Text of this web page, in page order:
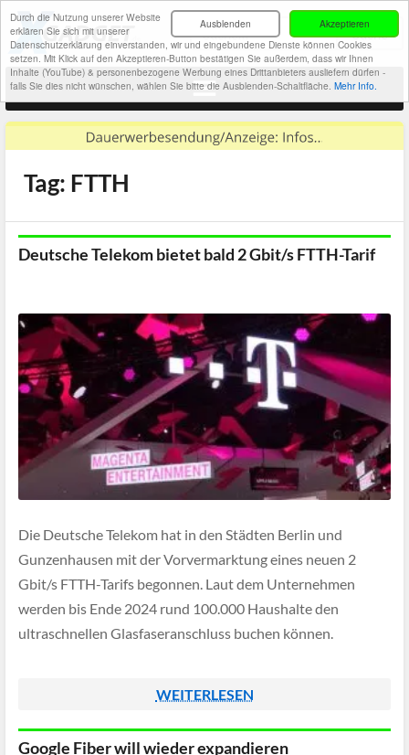
Akzeptieren
Ausblenden
Durch die Nutzung unserer Website
erklären Sie sich mit unserer
Datenschutzerklärung einverstanden, wir und eingebundene Dienste können Cookies
setzen. Mit Klick auf den Akzeptieren-Button bestätigen Sie außerdem, dass wir Ihnen
Inhalte (YouTube) & personenbezogene Werbung eines Drittanbieters ausliefern dürfen -
falls Sie dies nicht wünschen, wählen Sie bitte die Ausblenden-Schaltfläche. Mehr Info.
Tag: FTTH
Deutsche Telekom bietet bald 2 Gbit/s FTTH-Tarif
Die Deutsche Telekom hat in den Städten Berlin und
Gunzenhausen mit der Vorvermarktung eines neuen 2
Gbit/s FTTH-Tarifs begonnen. Laut dem Unternehmen
werden bis Ende 2024 rund 100.000 Haushalte den
ultraschnellen Glasfaseranschluss buchen können.
WEITERLESEN
Google Fiber will wieder expandieren